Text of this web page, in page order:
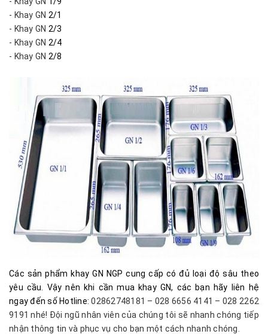
- Khay GN 2/1
- Khay GN 2/3
- Khay GN 2/4
- Khay GN 2/8
Các sản phẩm khay GN NGP cung cấp có đủ loại độ sâu theo
yêu cầu. Vậy nên khi cần mua khay GN, các bạn hãy liên hệ
ngay đến số Hotline:02862748181 – 028 6656 4141 – 028 2262
9191 nhé! Đội ngũ nhân viên của chúng tôi sẽ nhanh chóng tiếp
nhận thông tin và phục vụ cho bạn một cách nhanh chóng.